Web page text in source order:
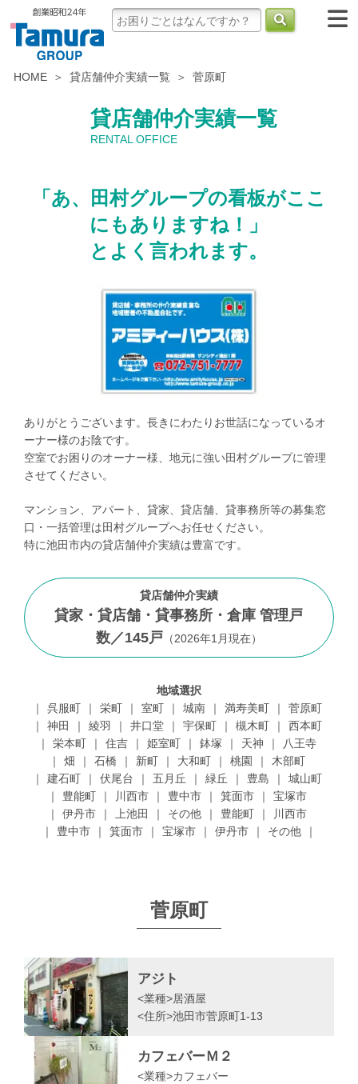
HOME 貸店舗仲介実績一覧 菅原町
貸店舗仲介実績一覧
RENTAL OFFICE
「あ、田村グループの看板がここ
にもありますね！」
とよく言われます。
ありがとうございます。長きにわたりお世話になっているオ
ーナー様のお陰です。
空室でお困りのオーナー様、地元に強い田村グループに管理
させてください。
マンション、アパート、貸家、貸店舗、貸事務所等の募集窓
口・一括管理は田村グループへお任せください。
特に池田市内の貸店舗仲介実績は豊富です。
貸店舗仲介実績
貸家・貸店舗・貸事務所・倉庫 管理戸
数／145戸 （2026年1月現在）
地域選択
呉服町
栄町 室町 城南 満寿美町
菅原町
神田
綾羽 井口堂 宇保町 槻木町
西本町
栄本町
住吉 姫室町 鉢塚 天神
八王寺
畑
石橋 新町 大和町 桃園
木部町
建石町
伏尾台 五月丘 緑丘 豊島
城山町
豊能町
川西市 豊中市 箕面市
宝塚市
伊丹市
上池田 その他 豊能町
川西市
豊中市
箕面市 宝塚市 伊丹市 その他
菅原町
アジト
<業種>居酒屋
<住所>池田市菅原町1-13
カフェバーＭ２
<業種>カフェバー